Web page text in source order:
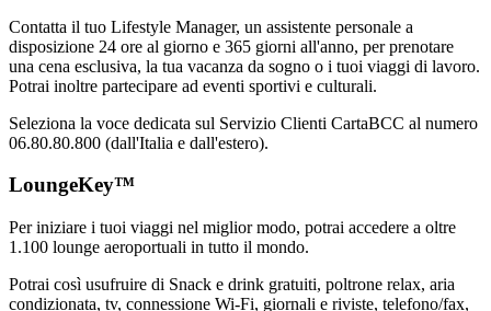
Contatta il tuo Lifestyle Manager, un assistente personale a
disposizione 24 ore al giorno e 365 giorni all'anno, per prenotare
una cena esclusiva, la tua vacanza da sogno o i tuoi viaggi di lavoro.
Potrai inoltre partecipare ad eventi sportivi e culturali.
Seleziona la voce dedicata sul Servizio Clienti CartaBCC al numero
06.80.80.800 (dall'Italia e dall'estero).
LoungeKey™
Per iniziare i tuoi viaggi nel miglior modo, potrai accedere a oltre
1.100 lounge aeroportuali in tutto il mondo.
Potrai così usufruire di Snack e drink gratuiti, poltrone relax, aria
condizionata, tv, connessione Wi-Fi, giornali e riviste, telefono/fax,